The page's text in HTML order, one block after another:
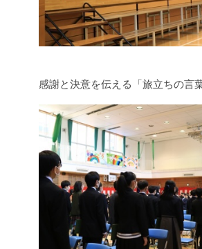
感謝と決意を伝える「旅立ちの言葉